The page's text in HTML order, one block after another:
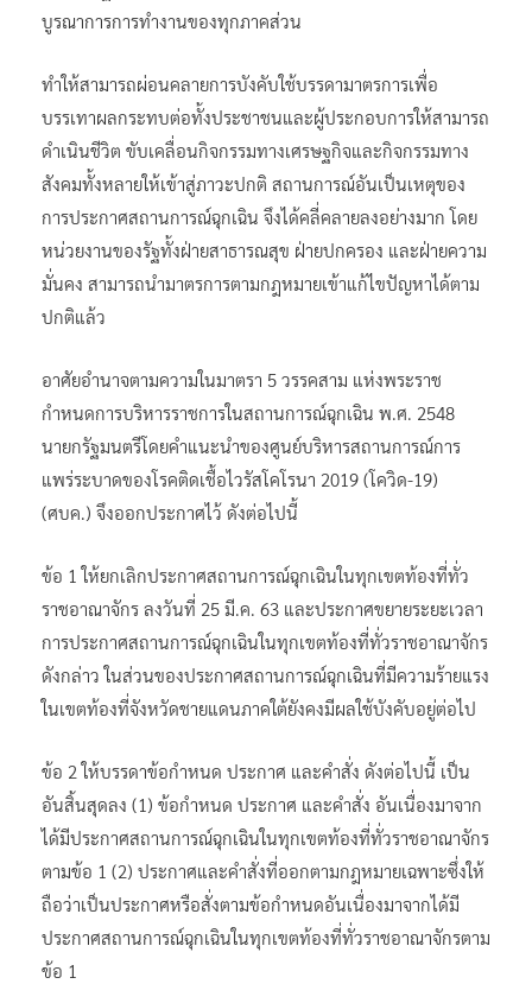
บูรณาการการทำงานของทุกภาคส่วน
ทำให้สามารถผ่อนคลายการบังคับใช้บรรดามาตรการเพื่อ
บรรเทาผลกระทบต่อทั้งประชาชนและผู้ประกอบการให้สามารถ
ดำเนินชีวิต ขับเคลื่อนกิจกรรมทางเศรษฐกิจและกิจกรรมทาง
สังคมทั้งหลายให้เข้าสู่ภาวะปกติ สถานการณ์อันเป็นเหตุของ
การประกาศสถานการณ์ฉุกเฉิน จึงได้คลี่คลายลงอย่างมาก โดย
หน่วยงานของรัฐทั้งฝ่ายสาธารณสุข ฝ่ายปกครอง และฝ่ายความ
มั่นคง สามารถนำมาตรการตามกฎหมายเข้าแก้ไขปัญหาได้ตาม
ปกติแล้ว
อาศัยอำนาจตามความในมาตรา 5 วรรคสาม แห่งพระราช
กำหนดการบริหารราชการในสถานการณ์ฉุกเฉิน พ.ศ. 2548
นายกรัฐมนตรีโดยคำแนะนำของศูนย์บริหารสถานการณ์การ
แพร่ระบาดของโรคติดเชื้อไวรัสโคโรนา 2019 (โควิด-19)
(ศบค.) จึงออกประกาศไว้ ดังต่อไปนี้
ข้อ 1 ให้ยกเลิกประกาศสถานการณ์ฉุกเฉินในทุกเขตท้องที่ทั่ว
ราชอาณาจักร ลงวันที่ 25 มี.ค. 63 และประกาศขยายระยะเวลา
การประกาศสถานการณ์ฉุกเฉินในทุกเขตท้องที่ทั่วราชอาณาจักร
ดังกล่าว ในส่วนของประกาศสถานการณ์ฉุกเฉินที่มีความร้ายแรง
ในเขตท้องที่จังหวัดชายแดนภาคใต้ยังคงมีผลใช้บังคับอยู่ต่อไป
ข้อ 2 ให้บรรดาข้อกำหนด ประกาศ และคำสั่ง ดังต่อไปนี้ เป็น
อันสิ้นสุดลง (1) ข้อกำหนด ประกาศ และคำสั่ง อันเนื่องมาจาก
ได้มีประกาศสถานการณ์ฉุกเฉินในทุกเขตท้องที่ทั่วราชอาณาจักร
ตามข้อ 1 (2) ประกาศและคำสั่งที่ออกตามกฎหมายเฉพาะซึ่งให้
ถือว่าเป็นประกาศหรือสั่งตามข้อกำหนดอันเนื่องมาจากได้มี
ประกาศสถานการณ์ฉุกเฉินในทุกเขตท้องที่ทั่วราชอาณาจักรตาม
ข้อ 1